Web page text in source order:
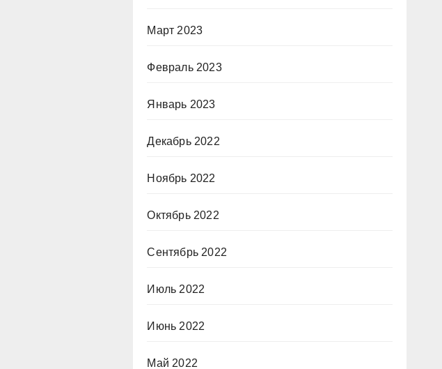
Март 2023
Февраль 2023
Январь 2023
Декабрь 2022
Ноябрь 2022
Октябрь 2022
Сентябрь 2022
Июль 2022
Июнь 2022
Май 2022